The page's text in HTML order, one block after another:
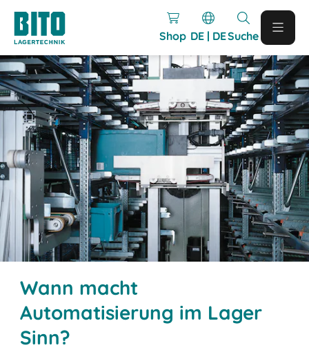
Shop DE | DESuche
Wann macht
Automatisierung im Lager
Sinn?